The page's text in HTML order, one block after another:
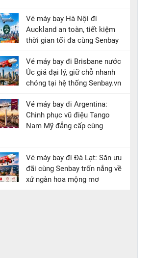
Vé máy bay Hà Nội đi
Auckland an toàn, tiết kiệm
thời gian tối đa cùng Senbay
Vé máy bay đi Brisbane nước
Úc giá đại lý, giữ chỗ nhanh
chóng tại hệ thống Senbay.vn
Vé máy bay đi Argentina:
Chinh phục vũ điệu Tango
Nam Mỹ đẳng cấp cùng
Vé máy bay đi Đà Lạt: Săn ưu
đãi cùng Senbay trốn nắng về
xứ ngàn hoa mộng mơ